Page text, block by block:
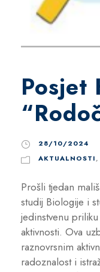
Posjet
28/10/2024
AKTUALNOSTI,
Prošli tjedan
studij Biologije i
jedinstvenu
aktivnosti. Ova
raznovrsnim
radoznalost i